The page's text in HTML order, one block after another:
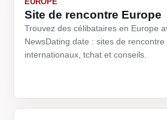
Site de rencontre Europe
Trouvez des célibataires en Europe
NewsDating.date : sites de
internationaux, tchat et conseils.